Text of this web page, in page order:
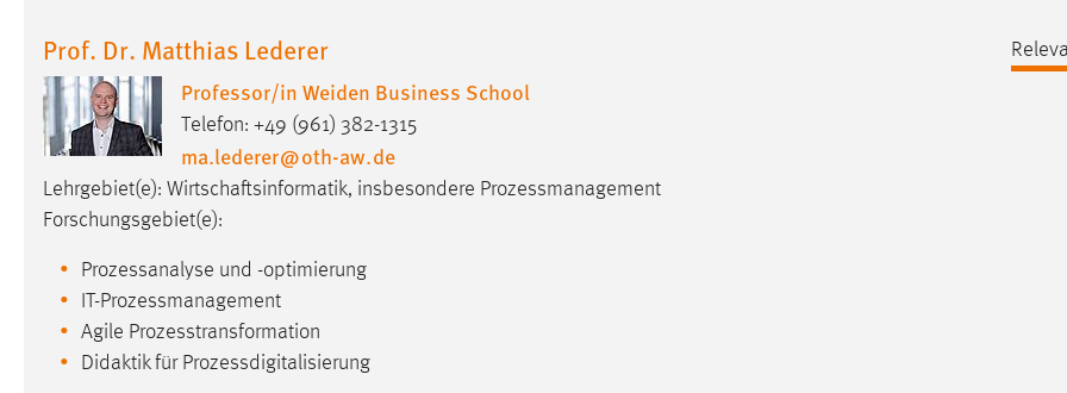
Prof. Dr. Matthias Lederer
Professor/in Weiden Business School
Telefon: +49 (961) 382-1315
ma.lederer@oth-aw.de
Lehrgebiet(e): Wirtschaftsinformatik, insbesondere Prozessmanagement
Forschungsgebiet(e):
Prozessanalyse und -optimierung
IT-Prozessmanagement
Agile Prozesstransformation
Didaktik für Prozessdigitalisierung
Login
Name: fe_user, be_user, be_lastLoginProvider
Zweck:
Dieser Cookie ist notwendig um sich an
der Website einloggen zu können.
Cookie Laufzeit:
STATISTIK
Statistik Cookies erfassen Informationen anonym.
Diese Informationen helfen uns zu verstehen, wie